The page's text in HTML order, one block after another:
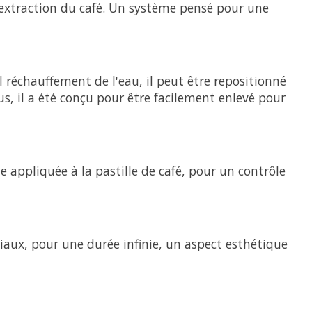
du café. Un système pensé pour une
réchauffement de l'eau, il peut être repositionné
il a été conçu pour être facilement enlevé pour
appliquée à la pastille de café, pour un contrôle
pour une durée infinie, un aspect esthétique